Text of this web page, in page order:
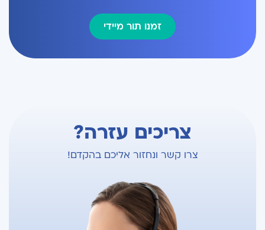
זמנו תור מיידי
צריכים עזרה?
צרו קשר ונחזור אליכם בהקדם!